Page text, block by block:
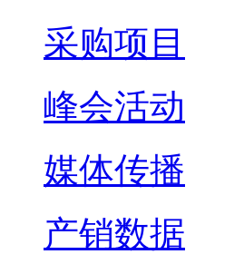
采购项目
峰会活动
媒体传播
产销数据